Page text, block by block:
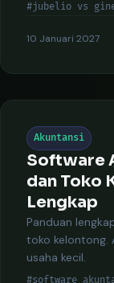
#jubelio vs
10 Januari 2027
Akuntansi
Software
dan Toko
Lengkap
Panduan
toko kelontong.
usaha kecil.
#software